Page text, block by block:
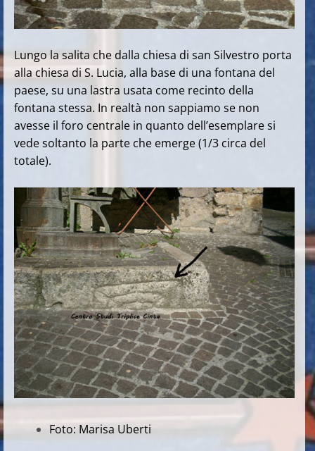
Lungo la salita che dalla chiesa di san Silvestro porta
alla chiesa di S. Lucia, alla base di una fontana del
paese, su una lastra usata come recinto della
fontana stessa. In realtà non sappiamo se non
avesse il foro centrale in quanto dell’esemplare si
vede soltanto la parte che emerge (1/3 circa del
totale).
Foto: Marisa Uberti